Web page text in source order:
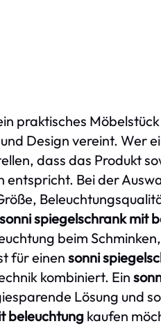
praktisches
Design vereint. Wer
dass das Produkt
Bei der
sonni spiegelschrank mit
beim
für einen sonni
kombiniert. Ein
Lösung und
beleuchtung kaufen